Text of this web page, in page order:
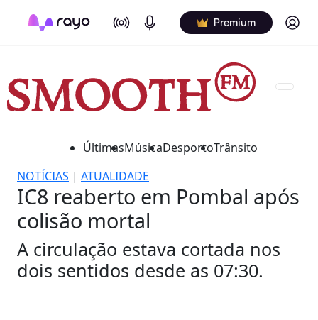
On Air Podcasts Premium Log in
ÚltimasMúsicaDesportoTrânsito
NOTÍCIAS | ATUALIDADE
IC8 reaberto em Pombal após
colisão mortal
A circulação estava cortada nos
dois sentidos desde as 07:30.